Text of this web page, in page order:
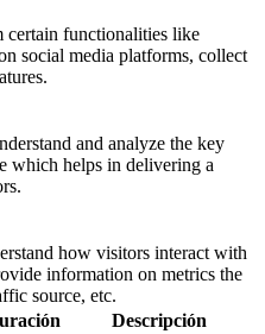
certain functionalities like
social media platforms, collect
and analyze the key
which helps in delivering a
how visitors interact with
information on metrics the
source, etc.
Descripción